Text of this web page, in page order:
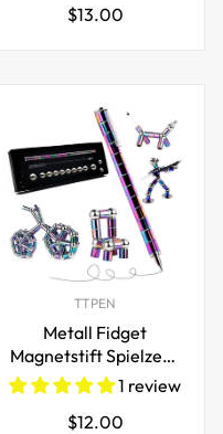
Regulärer
$13.00
TTPEN
Metall Fidget
Magnetstift Spielzeug
Geschenk1 review
Regulärer
$12.00